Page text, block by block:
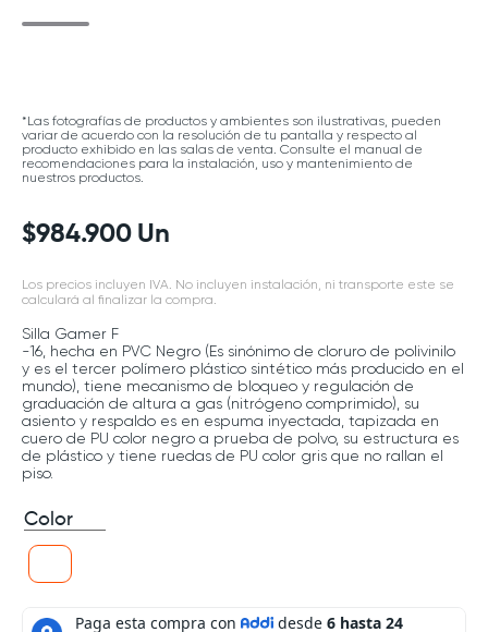
*Las fotografías de productos y ambientes son ilustrativas, pueden
variar de acuerdo con la resolución de tu pantalla y respecto al
producto exhibido en las salas de venta. Consulte el manual de
recomendaciones para la instalación, uso y mantenimiento de
nuestros productos.
$984.900 Un
Los precios incluyen IVA. No incluyen instalación, ni transporte este se
calculará al finalizar la compra.
Silla Gamer F
-16, hecha en PVC Negro (Es sinónimo de cloruro de polivinilo
y es el tercer polímero plástico sintético más producido en el
mundo), tiene mecanismo de bloqueo y regulación de
graduación de altura a gas (nitrógeno comprimido), su
asiento y respaldo es en espuma inyectada, tapizada en
cuero de PU color negro a prueba de polvo, su estructura es
de plástico y tiene ruedas de PU color gris que no rallan el
piso.
Color